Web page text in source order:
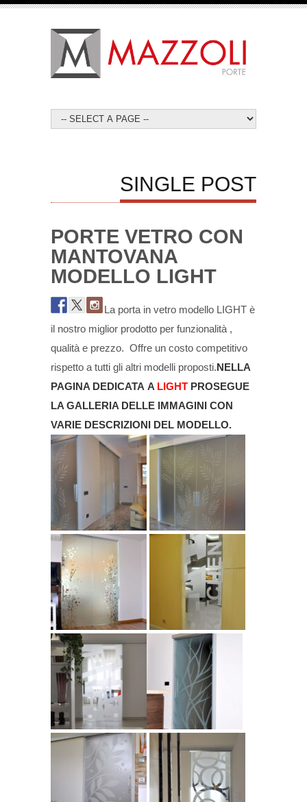
SINGLE POST
PORTE VETRO CON
MANTOVANA
MODELLO LIGHT
La porta in vetro modello LIGHT è
il nostro miglior prodotto per funzionalità ,
qualità e prezzo. Offre un costo competitivo
rispetto a tutti gli altri modelli proposti.NELLA
PAGINA DEDICATA A LIGHT PROSEGUE
LA GALLERIA DELLE IMMAGINI CON
VARIE DESCRIZIONI DEL MODELLO.